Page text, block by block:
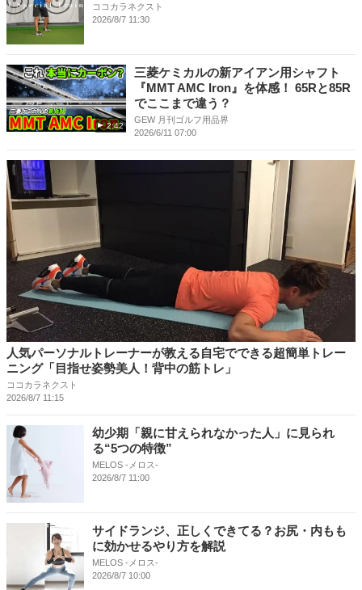
ココカラネクスト
2026/8/7 11:30
2:42
三菱ケミカルの新アイアン用シャフト
『MMT AMC Iron』を体感！ 65Rと85R
でここまで違う？
GEW 月刊ゴルフ用品界
2026/6/11 07:00
人気パーソナルトレーナーが教える自宅でできる超簡単トレー
ニング「目指せ姿勢美人！背中の筋トレ」
ココカラネクスト
2026/8/7 11:15
幼少期「親に甘えられなかった人」に見られ
る“5つの特徴”
MELOS -メロス-
2026/8/7 11:00
サイドランジ、正しくできてる？お尻・内もも
に効かせるやり方を解説
MELOS -メロス-
2026/8/7 10:00